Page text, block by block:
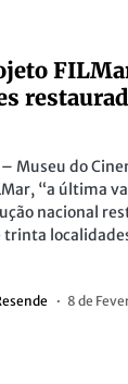
Museu do
“a última
nacional
trinta
8 de